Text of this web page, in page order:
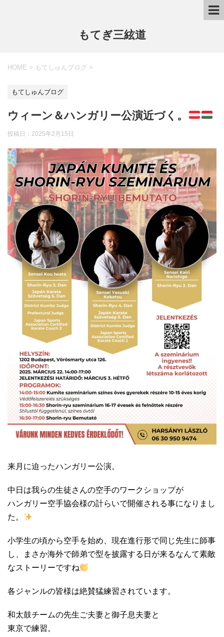
もてぎ三絃道
HOME > もてしゅんブログ >
もてしゅんブログ
ウィーン＆ハンガリー公演近づく。
投稿日： 2025年2月15日
来月に迫ったハンガリー公演。
中日は我らの生徒さんの空手のワークショップが
ハンガリー空手協会様の計らいで開催される事になりまし
た。
小学生の頃から空手を始め、現在進行形で同じ先生に師事
し、まさか海外で師弟で型を披露する日が来るなんて素敵
なストーリーですね
各ジャンルの皆様は絶賛猛練習されています。
和太鼓チームの先生ご夫妻と御子息夫妻と
東京で練習。